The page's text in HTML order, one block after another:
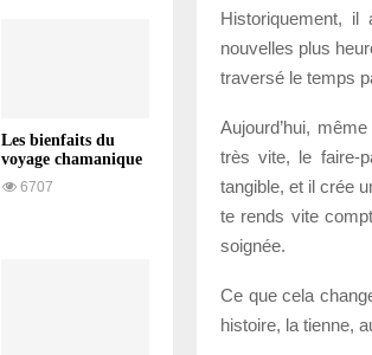
Historiquement, il
nouvelles plus
traversé le temps
Aujourd’hui,
très vite, le faire-
tangible, et il crée
te rends vite
soignée.
Ce que cela
histoire, la tienne,
Les bienfaits du
voyage chamanique
6707